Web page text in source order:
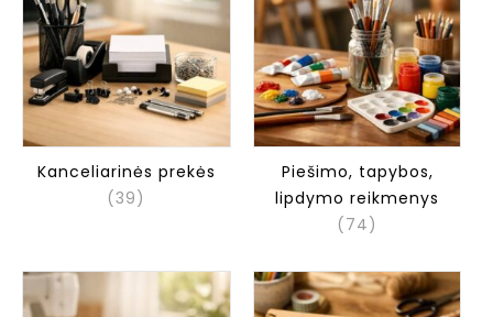
Kanceliarinės prekės
(39)
Piešimo, tapybos,
lipdymo reikmenys
(74)